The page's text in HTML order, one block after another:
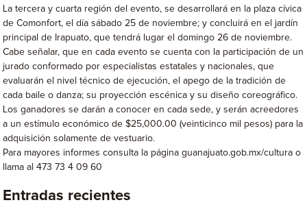
La tercera y cuarta región del evento, se desarrollará en la plaza cívica
de Comonfort, el día sábado 25 de noviembre; y concluirá en el jardín
principal de Irapuato, que tendrá lugar el domingo 26 de noviembre.
Cabe señalar, que en cada evento se cuenta con la participación de un
jurado conformado por especialistas estatales y nacionales, que
evaluarán el nivel técnico de ejecución, el apego de la tradición de
cada baile o danza; su proyección escénica y su diseño coreográfico.
Los ganadores se darán a conocer en cada sede, y serán acreedores
a un estímulo económico de $25,000.00 (veinticinco mil pesos) para la
adquisición solamente de vestuario.
Para mayores informes consulta la página guanajuato.gob.mx/cultura o
llama al 473 73 4 09 60
Entradas recientes